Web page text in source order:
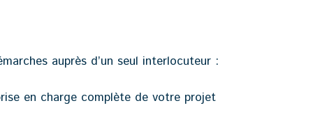
auprès d’un seul interlocuteur :
en charge complète de votre projet